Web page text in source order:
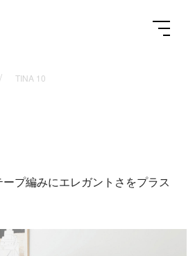
TINA 10
プ編みにエレガントさをプラス